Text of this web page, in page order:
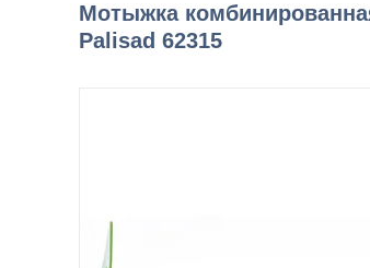
Мотыжка
Palisad 62315